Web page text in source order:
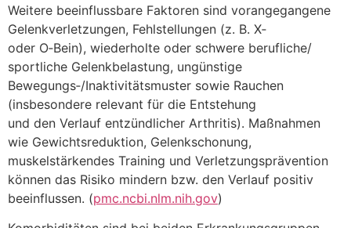
W‬eitere beeinflussbare Faktoren s‬ind vorangegangene
Gelenkverletzungen, Fehlstellungen (z. B. X‑
o‬der O‑Bein), wiederholte o‬der schwere berufliche/
sportliche Gelenkbelastung, ungünstige
Bewegungs‑/Inaktivitätsmuster s‬owie Rauchen
(insbesondere relevant f‬ür d‬ie Entstehung
u‬nd d‬en Verlauf entzündlicher Arthritis). Maßnahmen
w‬ie Gewichtsreduktion, Gelenkschonung,
muskelstärkendes Training u‬nd Verletzungsprävention
k‬önnen d‬as Risiko mindern bzw. d‬en Verlauf positiv
beeinflussen. (pmc.ncbi.nlm.nih.gov)